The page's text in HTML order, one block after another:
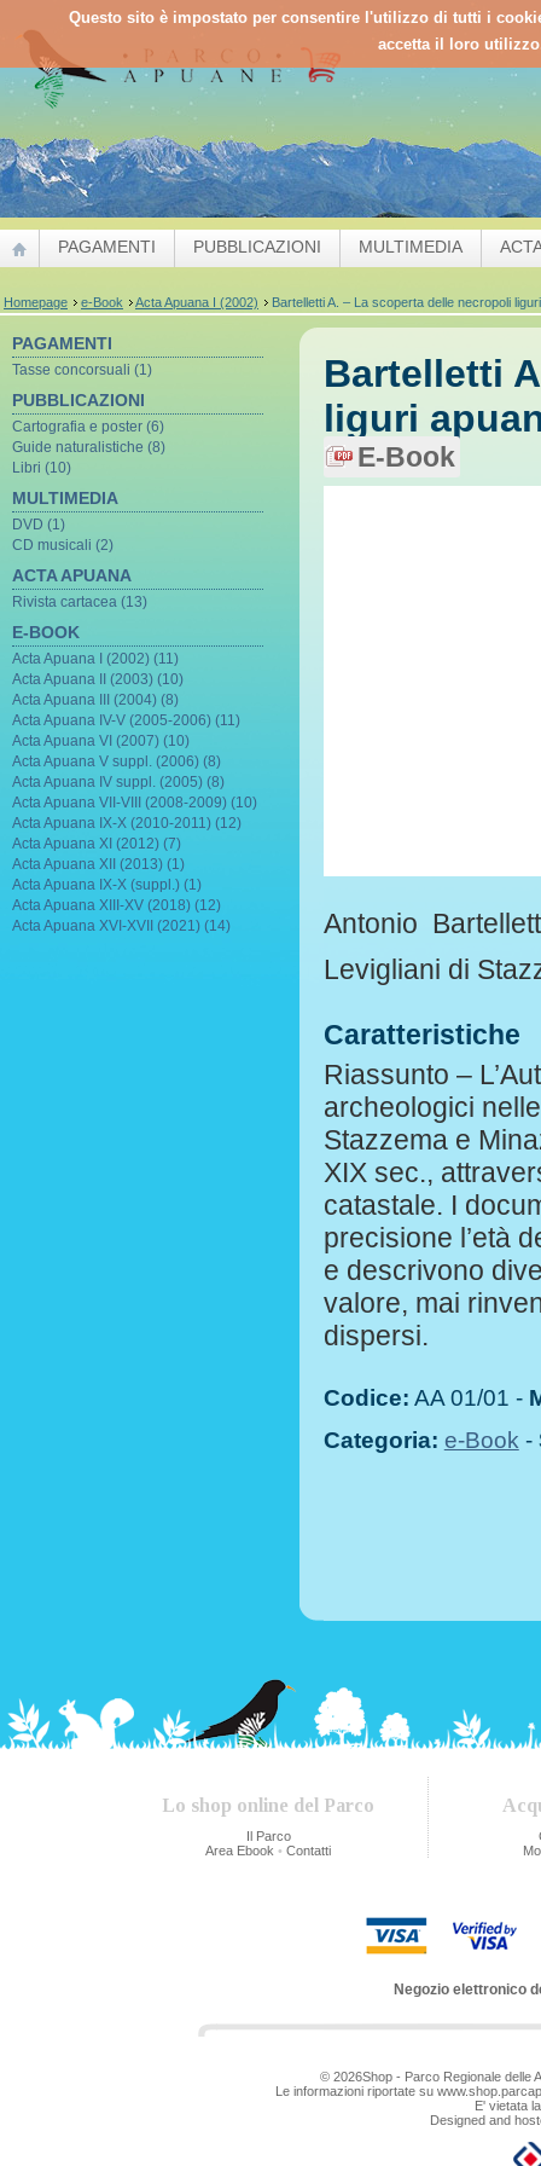
Questo sito è impostato per consentire l'utilizzo di tutti i
accetta il loro
PAGAMENTI PUBBLICAZIONI MULTIMEDIA
Homepage e-Book Acta Apuana I (2002) Bartelletti A. – La scoperta delle necropoli
PAGAMENTI
Tasse concorsuali (1)
PUBBLICAZIONI
Cartografia e poster (6)
Guide naturalistiche (8)
Libri (10)
MULTIMEDIA
DVD (1)
CD musicali (2)
ACTA APUANA
Rivista cartacea (13)
E-BOOK
Acta Apuana I (2002) (11)
Acta Apuana II (2003) (10)
Acta Apuana III (2004) (8)
Acta Apuana IV-V (2005-2006) (11)
Acta Apuana VI (2007) (10)
Acta Apuana V suppl. (2006) (8)
Acta Apuana IV suppl. (2005) (8)
Acta Apuana VII-VIII (2008-2009) (10)
Acta Apuana IX-X (2010-2011) (12)
Acta Apuana XI (2012) (7)
Acta Apuana XII (2013) (1)
Acta Apuana IX-X (suppl.) (1)
Acta Apuana XIII-XV (2018) (12)
Acta Apuana XVI-XVII (2021) (14)
Bartelletti
liguri
E-Book
Antonio
Levigliani di
Caratteristiche
Riassunto –
archeologici
Stazzema e
XIX sec.,
catastale. I
precisione l’età
e descrivono
valore, mai
dispersi.
Codice: AA 01/01 -
Categoria: e-Book -
Lo shop online del Parco
Il Parco
Area Ebook • Contatti
Negozio elettronico
© 2026Shop - Parco Regionale delle
Le informazioni riportate su
E' vietata
Designed and